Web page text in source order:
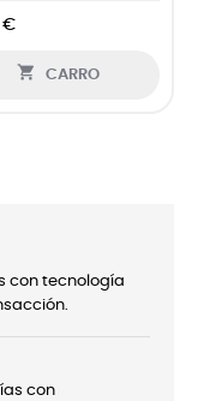
€
 CARRO
con tecnología
con